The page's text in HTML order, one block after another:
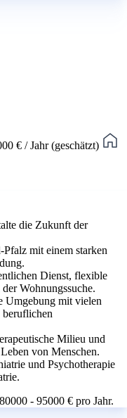
€ / Jahr (geschätzt)
die Zukunft der
mit einem starken
Dienst, flexible
Wohnungssuche.
Umgebung mit vielen
Milieu und
von Menschen.
und Psychotherapie
- 95000 € pro Jahr.